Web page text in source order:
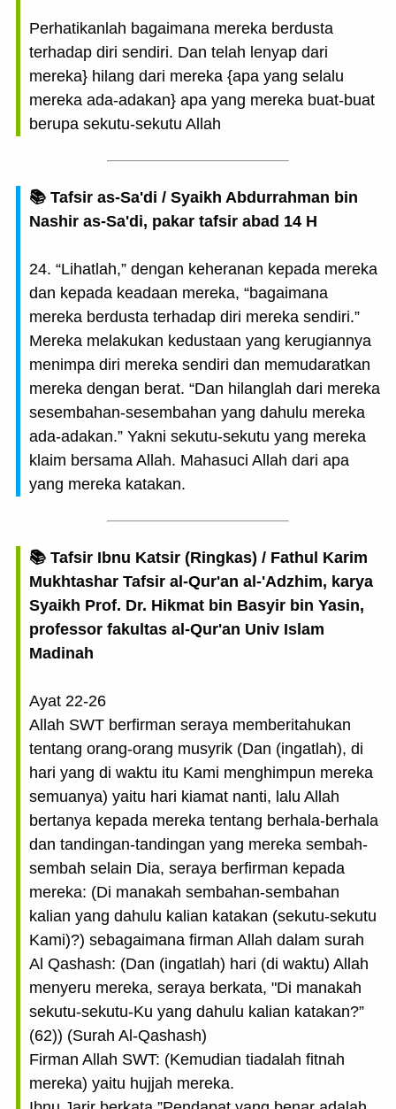
Perhatikanlah bagaimana mereka berdusta
terhadap diri sendiri. Dan telah lenyap dari
mereka} hilang dari mereka {apa yang selalu
mereka ada-adakan} apa yang mereka buat-buat
berupa sekutu-sekutu Allah
📚 Tafsir as-Sa'di / Syaikh Abdurrahman bin
Nashir as-Sa'di, pakar tafsir abad 14 H
24. “Lihatlah,” dengan keheranan kepada mereka
dan kepada keadaan mereka, “bagaimana
mereka berdusta terhadap diri mereka sendiri.”
Mereka melakukan kedustaan yang kerugiannya
menimpa diri mereka sendiri dan memudaratkan
mereka dengan berat. “Dan hilanglah dari mereka
sesembahan-sesembahan yang dahulu mereka
ada-adakan.” Yakni sekutu-sekutu yang mereka
klaim bersama Allah. Mahasuci Allah dari apa
yang mereka katakan.
📚 Tafsir Ibnu Katsir (Ringkas) / Fathul Karim
Mukhtashar Tafsir al-Qur'an al-'Adzhim, karya
Syaikh Prof. Dr. Hikmat bin Basyir bin Yasin,
professor fakultas al-Qur'an Univ Islam
Madinah
Ayat 22-26
Allah SWT berfirman seraya memberitahukan
tentang orang-orang musyrik (Dan (ingatlah), di
hari yang di waktu itu Kami menghimpun mereka
semuanya) yaitu hari kiamat nanti, lalu Allah
bertanya kepada mereka tentang berhala-berhala
dan tandingan-tandingan yang mereka sembah-
sembah selain Dia, seraya berfirman kepada
mereka: (Di manakah sembahan-sembahan
kalian yang dahulu kalian katakan (sekutu-sekutu
Kami)?) sebagaimana firman Allah dalam surah
Al Qashash: (Dan (ingatlah) hari (di waktu) Allah
menyeru mereka, seraya berkata, "Di manakah
sekutu-sekutu-Ku yang dahulu kalian katakan?”
(62)) (Surah Al-Qashash)
Firman Allah SWT: (Kemudian tiadalah fitnah
mereka) yaitu hujjah mereka.